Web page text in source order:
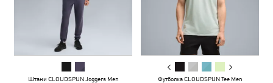
Штани CLOUDSPUN Joggers Men Футболка CLOUDSPUN Tee Men